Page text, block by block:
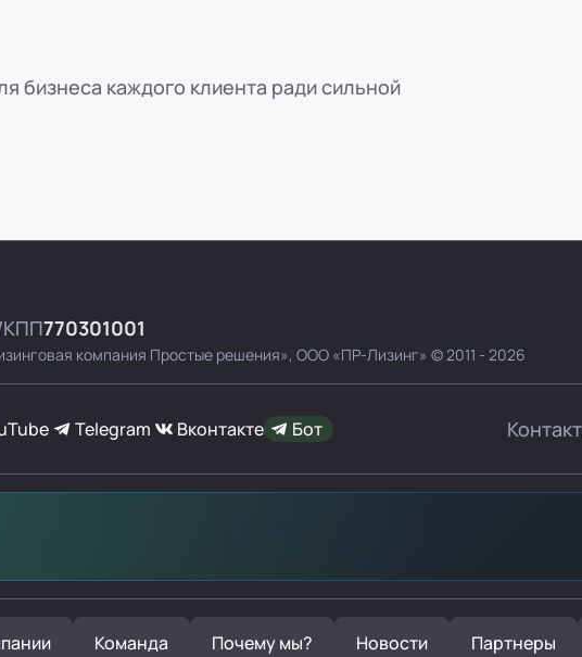
бизнеса каждого клиента ради сильной
КПП770301001
компания Простые решения», ООО «ПР-Лизинг» © 2011 - 2026
Telegram Вконтакте Бот
Команда Почему мы? Новости Партнеры